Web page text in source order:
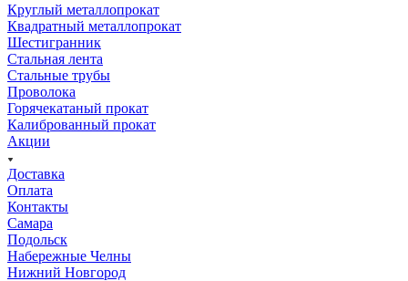
Круглый металлопрокат
Квадратный металлопрокат
Шестигранник
Стальная лента
Стальные трубы
Проволока
Горячекатаный прокат
Калиброванный прокат
Акции
Доставка
Оплата
Контакты
Самара
Подольск
Набережные Челны
Нижний Новгород